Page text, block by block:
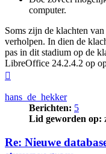
computer.
Soms zijn de klachten
verholpen. In dien de
pas in dit stadium op de
LibreOffice 24.2.4.2 op
hans_de_hekker
Berichten: 5
Lid geworden op:
Re: Nieuwe